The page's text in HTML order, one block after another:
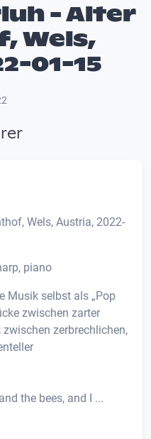
- Alter
Wels,
01-15
Wels, Austria, 2022-
piano
Musik selbst als „Pop
zwischen zarter
zerbrechlichen,
the bees, and I ...